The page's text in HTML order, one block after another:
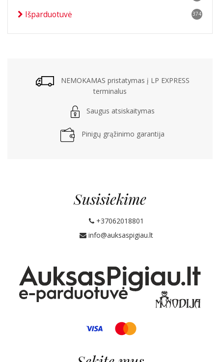
Išparduotuvė 374
NEMOKAMAS pristatymas į LP EXPRESS
terminalus
Saugus atsiskaitymas
Pinigų grąžinimo garantija
Susisiekime
+37062018801
info@auksaspigiau.lt